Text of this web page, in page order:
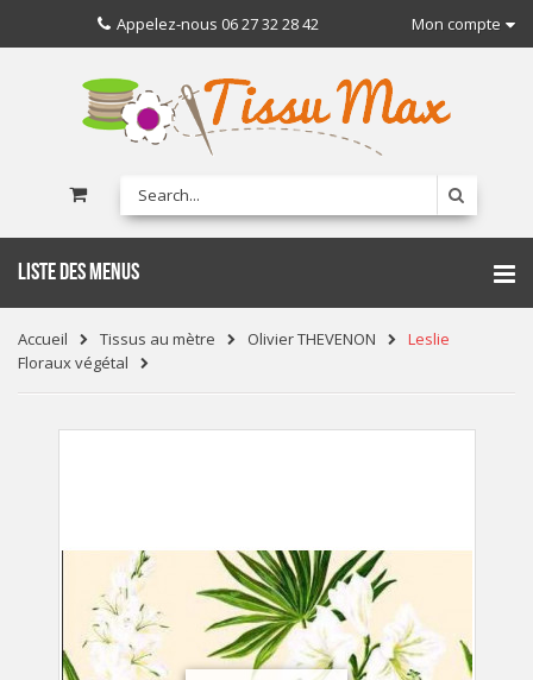
Mon compte
Appelez-nous 06 27 32 28 42
LISTE DES MENUS
Accueil Tissus au mètre
Olivier THEVENON
Floraux végétal
Leslie